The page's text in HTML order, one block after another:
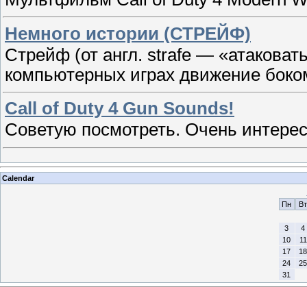
Немного истории (СТРЕЙФ)
Стрейф (от англ. strafe —
компьютерных играх движение
Call of Duty 4 Gun Sounds!
Советую посмотреть. Очень
Calendar
Пн
Вт
3
4
10
11
17
18
24
25
31